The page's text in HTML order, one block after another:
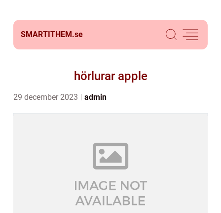
SMARTITHEM.se
hörlurar apple
29 december 2023 admin